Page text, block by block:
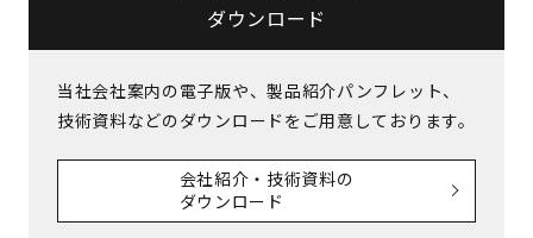
ダウンロード
当社会社案内の電⼦版や、製品紹介パンフレット、
技術資料などのダウンロードをご⽤意しております。
会社紹介・技術資料の
ダウンロード